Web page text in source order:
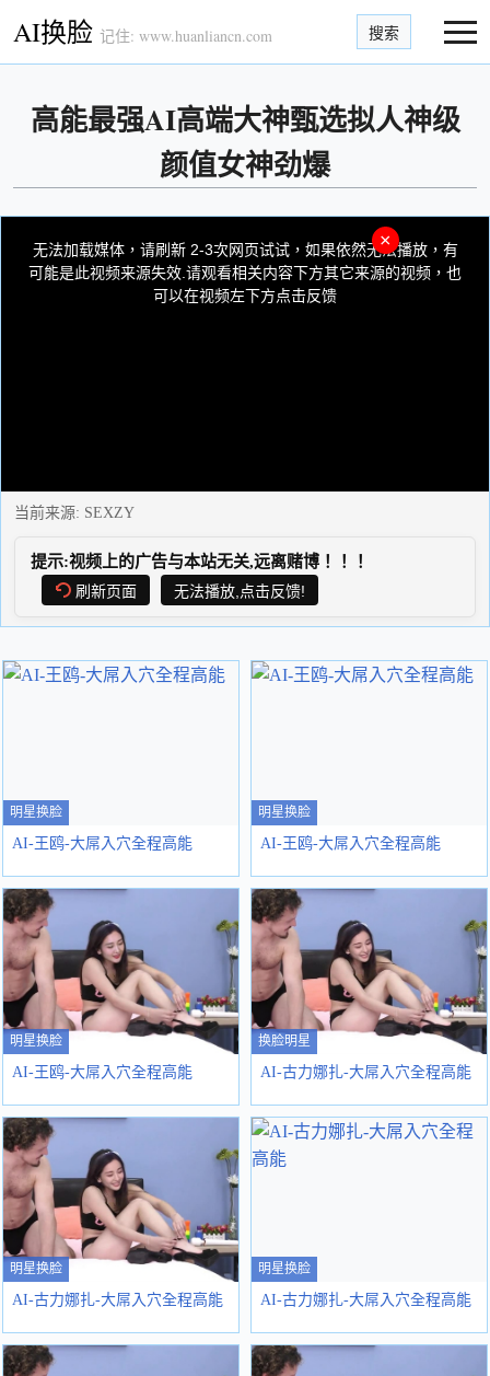
AI换脸 记住: www.huanliancn.com 搜索
高能最强AI高端大神甄选拟人神级
颜值女神劲爆
window.
无法加载媒体，请刷新 2-3次网页试试，如果依然无法播放，有
可能是此视频来源失效.请观看相关内容下方其它来源的视频，也
可以在视频左下方点击反馈
×
当前来源: SEXZY
提示:视频上的广告与本站无关,远离赌博！！！
刷新页面
无法播放,点击反馈!
明星换脸
AI-王鸥-大屌入穴全程高能
明星换脸
AI-王鸥-大屌入穴全程高能
明星换脸
AI-王鸥-大屌入穴全程高能
换脸明星
AI-古力娜扎-大屌入穴全程高能
明星换脸
AI-古力娜扎-大屌入穴全程高能
明星换脸
AI-古力娜扎-大屌入穴全程高能